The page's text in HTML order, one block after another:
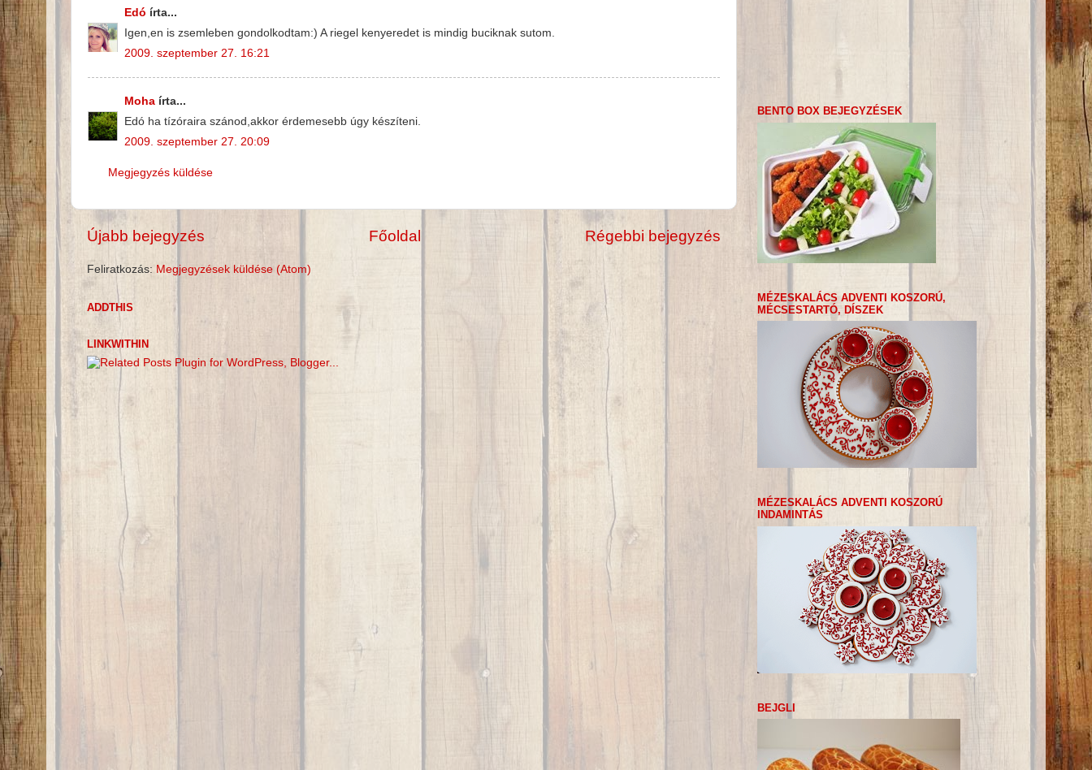
Edó írta...
Igen,en is zsemleben gondolkodtam:) A riegel kenyeredet is mindig buciknak sutom.
2009. szeptember 27. 16:21
Moha írta...
Edó ha tízóraira szánod,akkor érdemesebb úgy készíteni.
2009. szeptember 27. 20:09
Megjegyzés küldése
Újabb bejegyzés Régebbi bejegyzés
Főoldal
Feliratkozás: Megjegyzések küldése (Atom)
ADDTHIS
LINKWITHIN
BENTO BOX BEJEGYZÉSEK
MÉZESKALÁCS ADVENTI KOSZORÚ,
MÉCSESTARTÓ, DÍSZEK
MÉZESKALÁCS ADVENTI KOSZORÚ
INDAMINTÁS
BEJGLI